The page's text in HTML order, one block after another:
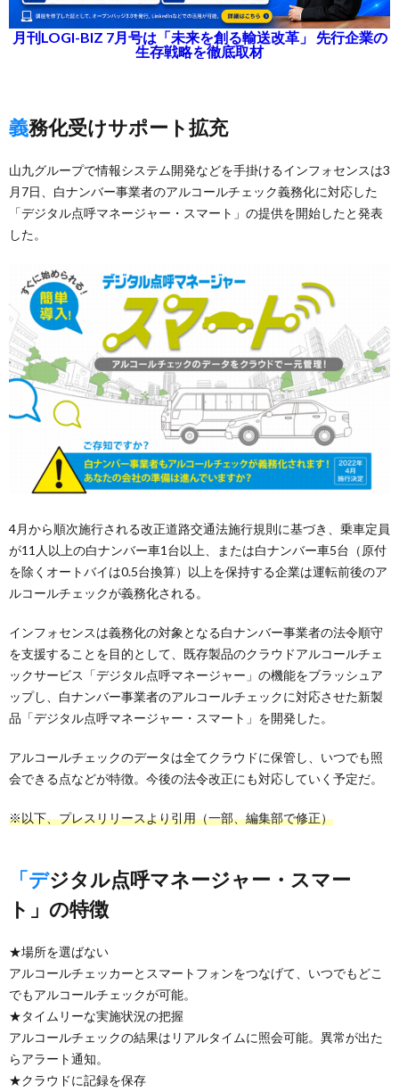
月刊LOGI-BIZ 7月号は「未来を創る輸送改革」 先行企業の
生存戦略を徹底取材
義務化受けサポート拡充
山九グループで情報システム開発などを手掛けるインフォセンスは3
月7日、白ナンバー事業者のアルコールチェック義務化に対応した
「デジタル点呼マネージャー・スマート」の提供を開始したと発表
した。
4月から順次施行される改正道路交通法施行規則に基づき、乗車定員
が11人以上の白ナンバー車1台以上、または白ナンバー車5台（原付
を除くオートバイは0.5台換算）以上を保持する企業は運転前後のア
ルコールチェックが義務化される。
インフォセンスは義務化の対象となる白ナンバー事業者の法令順守
を支援することを目的として、既存製品のクラウドアルコールチェ
ックサービス「デジタル点呼マネージャー」の機能をブラッシュア
ップし、白ナンバー事業者のアルコールチェックに対応させた新製
品「デジタル点呼マネージャー・スマート」を開発した。
アルコールチェックのデータは全てクラウドに保管し、いつでも照
会できる点などが特徴。今後の法令改正にも対応していく予定だ。
※以下、プレスリリースより引用（一部、編集部で修正）
「デジタル点呼マネージャー・スマー
ト」の特徴
★場所を選ばない
アルコールチェッカーとスマートフォンをつなげて、いつでもどこ
でもアルコールチェックが可能。
★タイムリーな実施状況の把握
アルコールチェックの結果はリアルタイムに照会可能。異常が出た
らアラート通知。
★クラウドに記録を保存